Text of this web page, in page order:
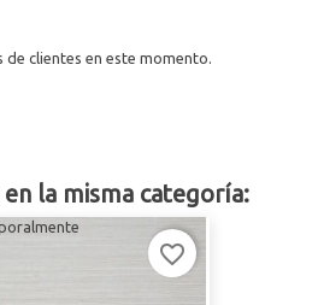
de clientes en este momento.
la misma categoría:
favorite_border